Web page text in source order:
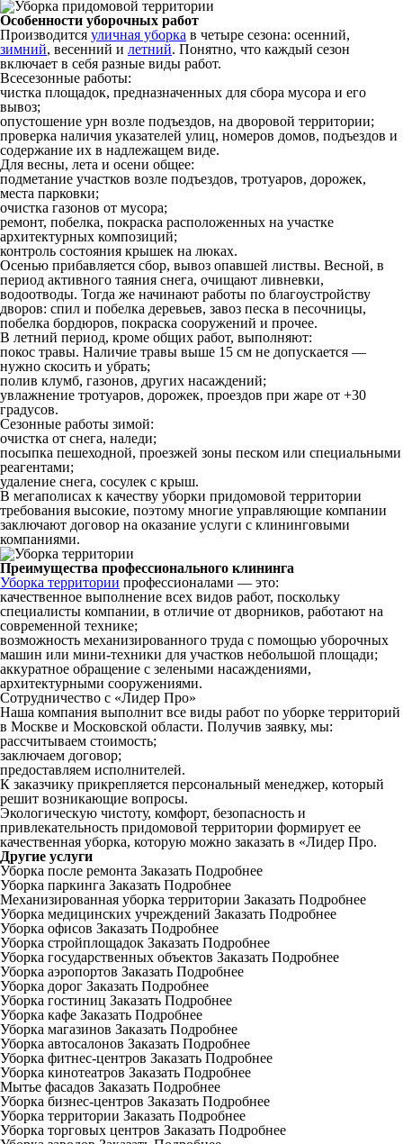
Особенности уборочных работ
Производится уличная уборка в четыре сезона: осенний,
зимний, весенний и летний. Понятно, что каждый сезон
включает в себя разные виды работ.
Всесезонные работы:
чистка площадок, предназначенных для сбора мусора и его
вывоз;
опустошение урн возле подъездов, на дворовой территории;
проверка наличия указателей улиц, номеров домов, подъездов и
содержание их в надлежащем виде.
Для весны, лета и осени общее:
подметание участков возле подъездов, тротуаров, дорожек,
места парковки;
очистка газонов от мусора;
ремонт, побелка, покраска расположенных на участке
архитектурных композиций;
контроль состояния крышек на люках.
Осенью прибавляется сбор, вывоз опавшей листвы. Весной, в
период активного таяния снега, очищают ливневки,
водоотводы. Тогда же начинают работы по благоустройству
дворов: спил и побелка деревьев, завоз песка в песочницы,
побелка бордюров, покраска сооружений и прочее.
В летний период, кроме общих работ, выполняют:
покос травы. Наличие травы выше 15 см не допускается —
нужно скосить и убрать;
полив клумб, газонов, других насаждений;
увлажнение тротуаров, дорожек, проездов при жаре от +30
градусов.
Сезонные работы зимой:
очистка от снега, наледи;
посыпка пешеходной, проезжей зоны песком или специальными
реагентами;
удаление снега, сосулек с крыш.
В мегаполисах к качеству уборки придомовой территории
требования высокие, поэтому многие управляющие компании
заключают договор на оказание услуги с клининговыми
компаниями.
Преимущества профессионального клининга
Уборка территории профессионалами — это:
качественное выполнение всех видов работ, поскольку
специалисты компании, в отличие от дворников, работают на
современной технике;
возможность механизированного труда с помощью уборочных
машин или мини-техники для участков небольшой площади;
аккуратное обращение с зелеными насаждениями,
архитектурными сооружениями.
Сотрудничество с «Лидер Про»
Наша компания выполнит все виды работ по уборке территорий
в Москве и Московской области. Получив заявку, мы:
рассчитываем стоимость;
заключаем договор;
предоставляем исполнителей.
К заказчику прикрепляется персональный менеджер, который
решит возникающие вопросы.
Экологическую чистоту, комфорт, безопасность и
привлекательность придомовой территории формирует ее
качественная уборка, которую можно заказать в «Лидер Про.
Другие услуги
Уборка после ремонта Заказать Подробнее
Уборка паркинга Заказать Подробнее
Механизированная уборка территории Заказать Подробнее
Уборка медицинских учреждений Заказать Подробнее
Уборка офисов Заказать Подробнее
Уборка стройплощадок Заказать Подробнее
Уборка государственных объектов Заказать Подробнее
Уборка аэропортов Заказать Подробнее
Уборка дорог Заказать Подробнее
Уборка гостиниц Заказать Подробнее
Уборка кафе Заказать Подробнее
Уборка магазинов Заказать Подробнее
Уборка автосалонов Заказать Подробнее
Уборка фитнес-центров Заказать Подробнее
Уборка кинотеатров Заказать Подробнее
Мытье фасадов Заказать Подробнее
Уборка бизнес-центров Заказать Подробнее
Уборка территории Заказать Подробнее
Уборка торговых центров Заказать Подробнее